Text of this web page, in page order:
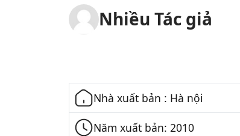
Nhiều Tác giả
Nhà xuất bản : Hà nội
Năm xuất bản: 2010